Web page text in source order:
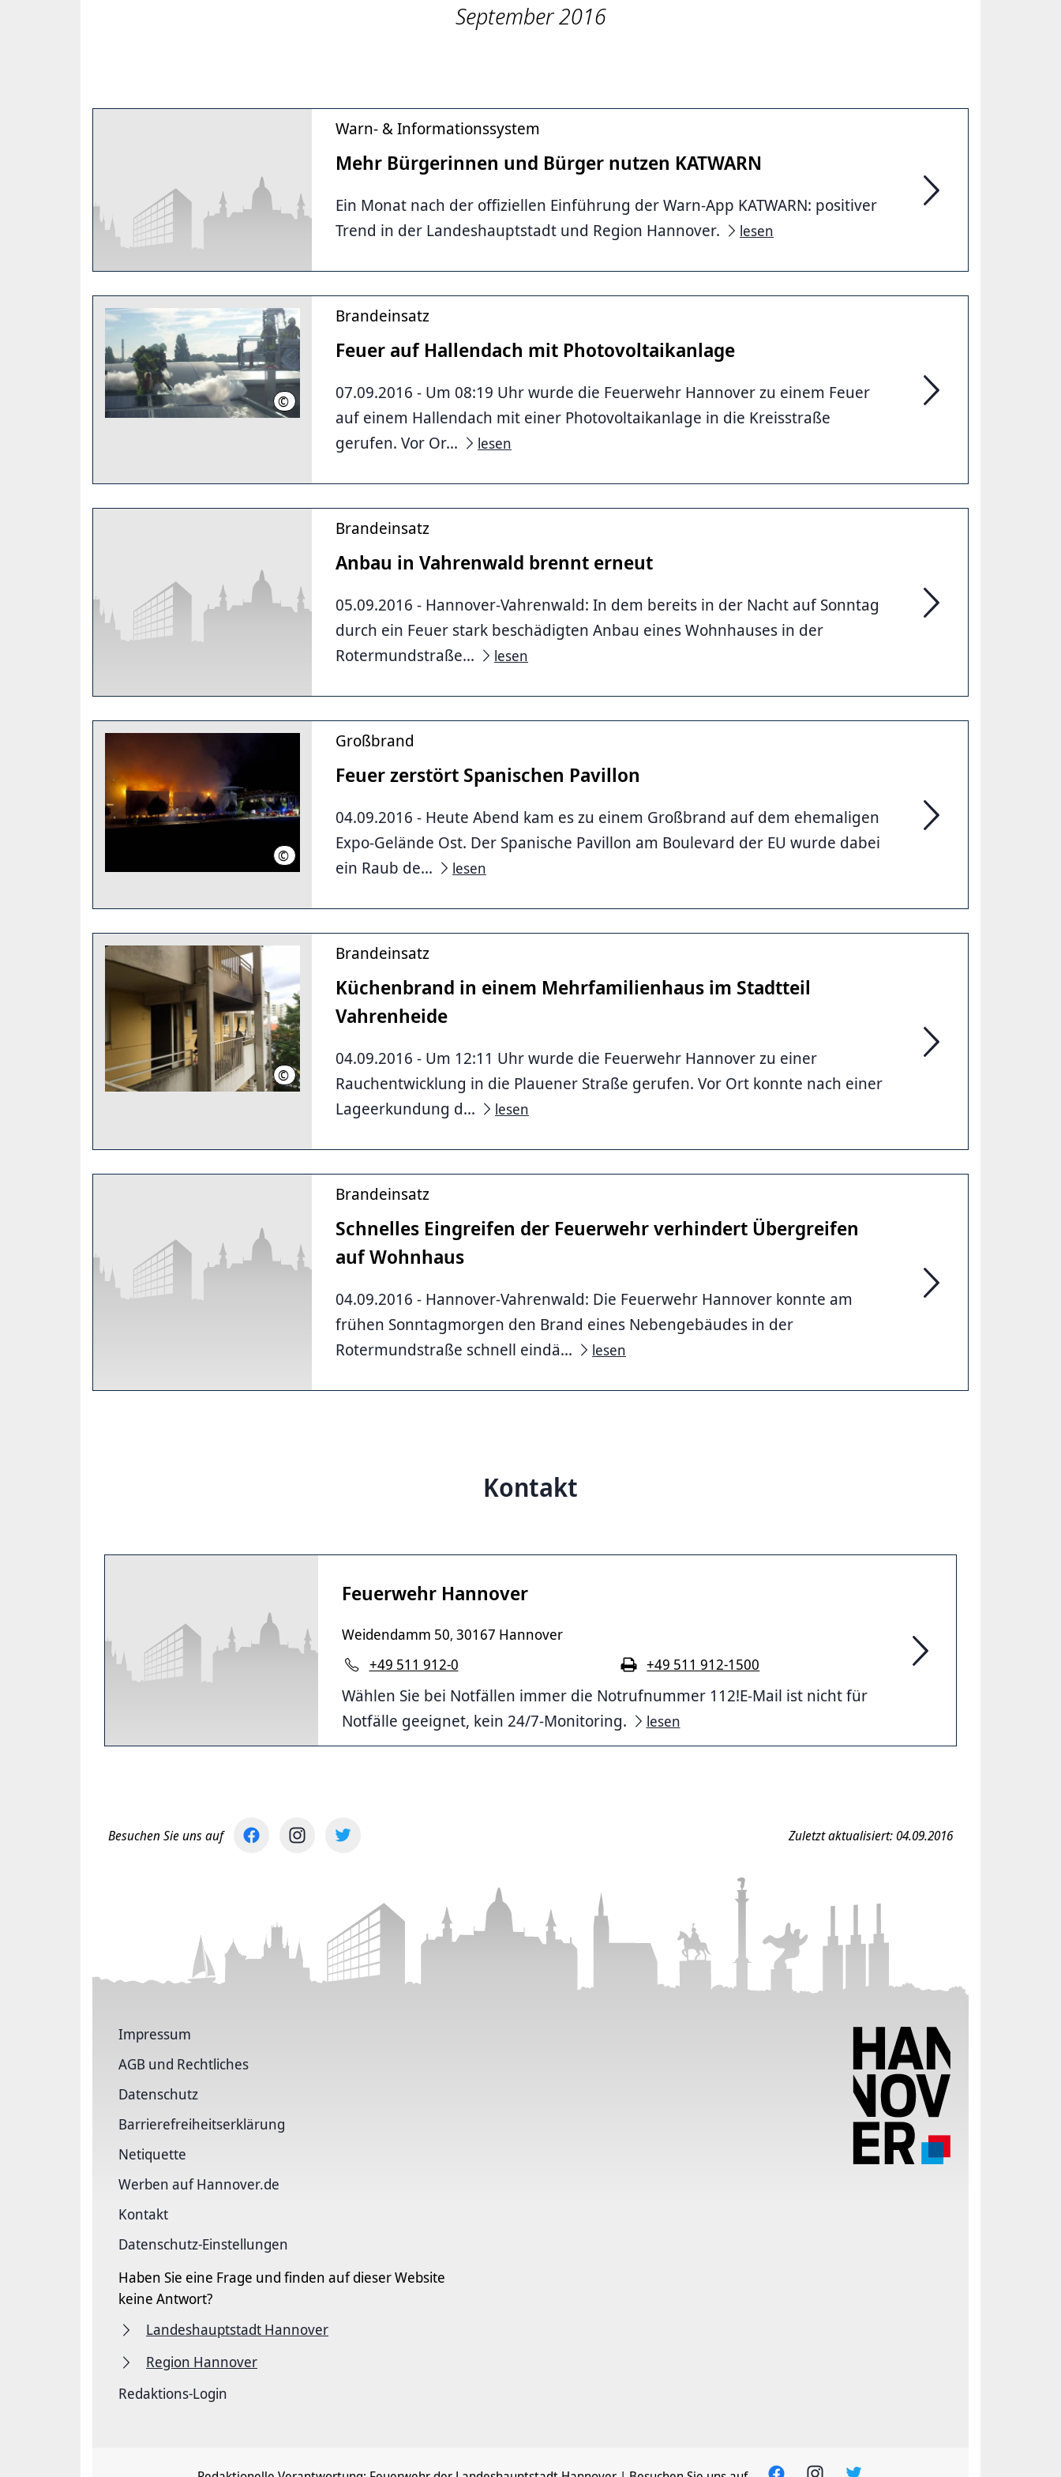
September 2016
Warn- & Informationssystem
Mehr Bürgerinnen und Bürger nutzen KATWARN
Ein Monat nach der offiziellen Einführung der Warn-App KATWARN: positiver
Trend in der Landeshauptstadt und Region Hannover.
lesen
© Feuerwehr Hannover
Brandeinsatz
Feuer auf Hallendach mit Photovoltaikanlage
07.09.2016 - Um 08:19 Uhr wurde die Feuerwehr Hannover zu einem Feuer
auf einem Hallendach mit einer Photovoltaikanlage in die Kreisstraße
gerufen. Vor Or...
lesen
Brandeinsatz
Anbau in Vahrenwald brennt erneut
05.09.2016 - Hannover-Vahrenwald: In dem bereits in der Nacht auf Sonntag
durch ein Feuer stark beschädigten Anbau eines Wohnhauses in der
Rotermundstraße...
lesen
© Ulrich Reinecke Photography
Großbrand
Feuer zerstört Spanischen Pavillon
04.09.2016 - Heute Abend kam es zu einem Großbrand auf dem ehemaligen
Expo-Gelände Ost. Der Spanische Pavillon am Boulevard der EU wurde dabei
ein Raub de...
lesen
© Feurwehr Hannover
Brandeinsatz
Küchenbrand in einem Mehrfamilienhaus im Stadtteil
Vahrenheide
04.09.2016 - Um 12:11 Uhr wurde die Feuerwehr Hannover zu einer
Rauchentwicklung in die Plauener Straße gerufen. Vor Ort konnte nach einer
Lageerkundung d...
lesen
Brandeinsatz
Schnelles Eingreifen der Feuerwehr verhindert Übergreifen
auf Wohnhaus
04.09.2016 - Hannover-Vahrenwald: Die Feuerwehr Hannover konnte am
frühen Sonntagmorgen den Brand eines Nebengebäudes in der
Rotermundstraße schnell eindä...
lesen
Kontakt
Feuerwehr Hannover
Weidendamm 50, 30167 Hannover
+49 511 912-0
+49 511 912-1500
Wählen Sie bei Notfällen immer die Notrufnummer 112!E-Mail ist nicht für
Notfälle geeignet, kein 24/7-Monitoring.
lesen
Besuchen Sie uns auf Zuletzt aktualisiert: 04.09.2016
Impressum
AGB und Rechtliches
Datenschutz
Barriere­freiheits­erklärung
Netiquette
Werben auf Hannover.de
Kontakt
Datenschutz-Einstellungen
Haben Sie eine Frage und finden auf dieser Website
keine Antwort?
Landeshauptstadt Hannover
Region Hannover
Redaktions-Login